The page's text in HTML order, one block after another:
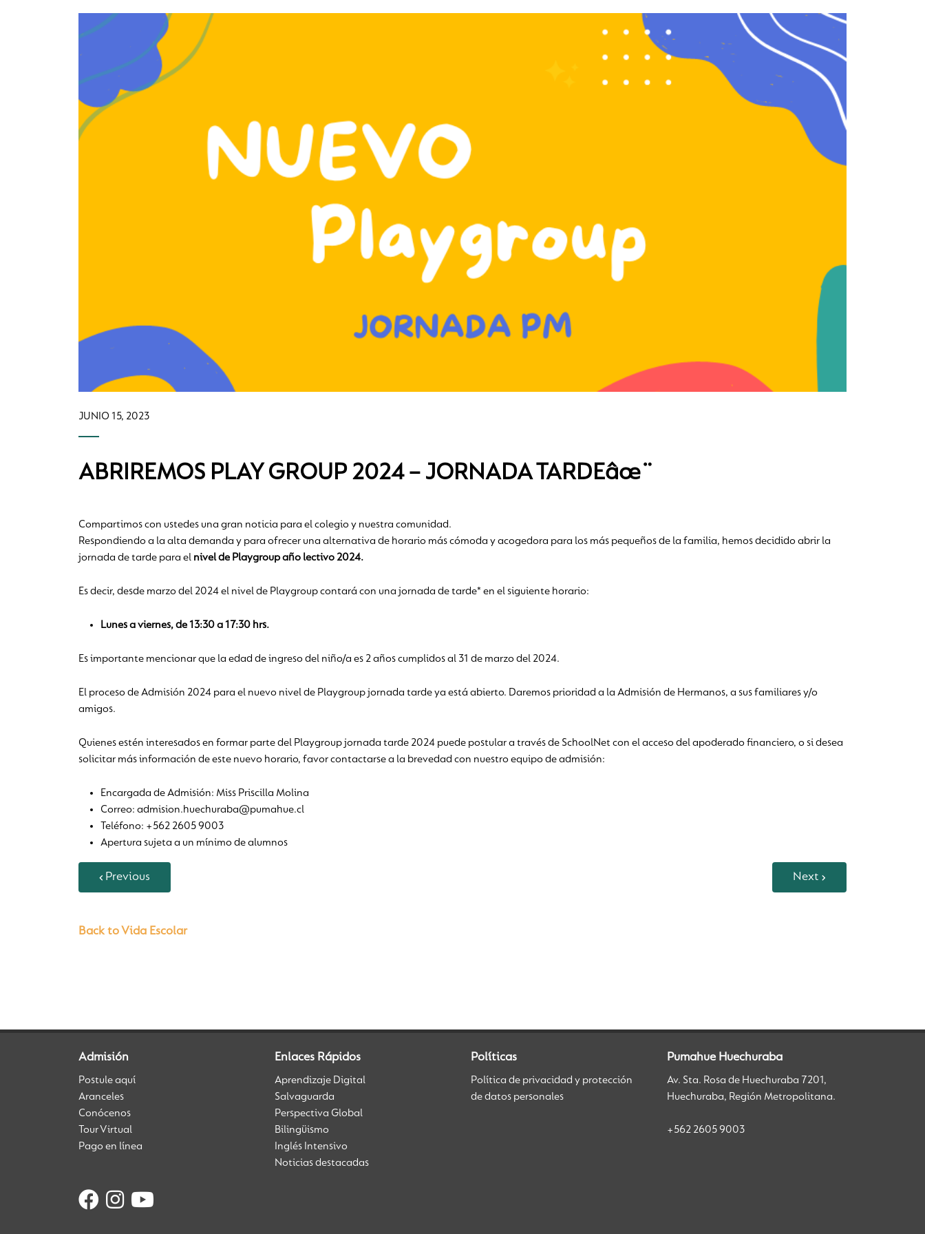
JUNIO 15, 2023
ABRIREMOS PLAY GROUP 2024 – JORNADA TARDEâœ¨
Compartimos con ustedes una gran noticia para el colegio y nuestra comunidad.
Respondiendo a la alta demanda y para ofrecer una alternativa de horario más cómoda y acogedora para los más pequeños de la familia, hemos decidido abrir la
jornada de tarde para el nivel de Playgroup año lectivo 2024.
Es decir, desde marzo del 2024 el nivel de Playgroup contará con una jornada de tarde* en el siguiente horario:
Lunes a viernes, de 13:30 a 17:30 hrs.
Es importante mencionar que la edad de ingreso del niño/a es 2 años cumplidos al 31 de marzo del 2024.
El proceso de Admisión 2024 para el nuevo nivel de Playgroup jornada tarde ya está abierto. Daremos prioridad a la Admisión de Hermanos, a sus familiares y/o
amigos.
Quienes estén interesados en formar parte del Playgroup jornada tarde 2024 puede postular a través de SchoolNet con el acceso del apoderado financiero, o si desea
solicitar más información de este nuevo horario, favor contactarse a la brevedad con nuestro equipo de admisión:
Encargada de Admisión: Miss Priscilla Molina
Correo: admision.huechuraba@pumahue.cl
Teléfono: +562 2605 9003
Apertura sujeta a un mínimo de alumnos
Previous Next
Back to Vida Escolar
Admisión
Postule aquí
Aranceles
Conócenos
Tour Virtual
Pago en línea
Enlaces Rápidos
Aprendizaje Digital
Salvaguarda
Perspectiva Global
Bilingüismo
Inglés Intensivo
Noticias destacadas
Políticas
Política de privacidad y protección
de datos personales
Pumahue Huechuraba
Av. Sta. Rosa de Huechuraba 7201,
Huechuraba, Región Metropolitana.
+562 2605 9003